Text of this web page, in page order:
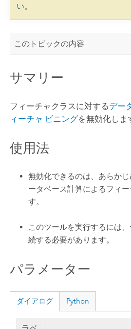
い。
このトピックの内容
サマリー
フィーチャクラスに対するデー
ィーチャ ビニングを無効化しま
使用法
無効化できるのは、あらか
ータベース計算によるフィ
す。
このツールを実行するには
続する必要があります。
パラメーター
ダイアログ Python